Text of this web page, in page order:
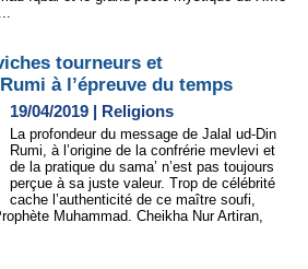
tourneurs et
à l’épreuve du temps
19/04/2019 | Religions
La profondeur du message de Jalal ud-Din
Rumi, à l’origine de la confrérie mevlevi et
de la pratique du sama’ n’est pas toujours
perçue à sa juste valeur. Trop de célébrité
cache l’authenticité de ce maître soufi,
Muhammad. Cheikha Nur Artiran,